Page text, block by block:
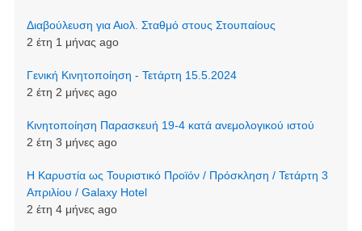
Διαβούλευση για Αιολ. Σταθμό στους Στουπαίους
2 έτη 1 μήνας ago
Γενική Κινητοποίηση - Τετάρτη 15.5.2024
2 έτη 2 μήνες ago
Κινητοποίηση Παρασκευή 19-4 κατά ανεμολογικού ιστού
2 έτη 3 μήνες ago
Η Καρυστία ως Τουριστικό Προϊόν / Πρόσκληση / Τετάρτη 3
Απριλίου / Galaxy Hotel
2 έτη 4 μήνες ago